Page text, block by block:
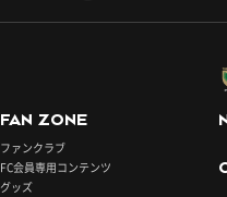
FAN ZONE
ファンクラブ
FC会員専用コンテンツ
グッズ